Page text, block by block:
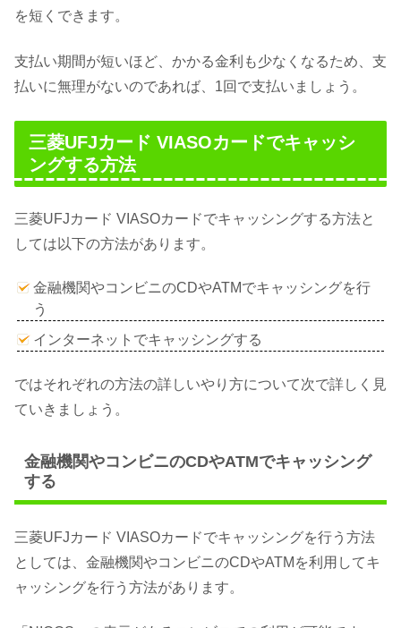
を短くできます。
支払い期間が短いほど、かかる金利も少なくなるため、支
払いに無理がないのであれば、1回で支払いましょう。
三菱UFJカード VIASOカードでキャッシ
ングする方法
三菱UFJカード VIASOカードでキャッシングする方法と
しては以下の方法があります。
金融機関やコンビニのCDやATMでキャッシングを行
う
インターネットでキャッシングする
ではそれぞれの方法の詳しいやり方について次で詳しく見
ていきましょう。
金融機関やコンビニのCDやATMでキャッシング
する
三菱UFJカード VIASOカードでキャッシングを行う方法
としては、金融機関やコンビニのCDやATMを利用してキ
ャッシングを行う方法があります。